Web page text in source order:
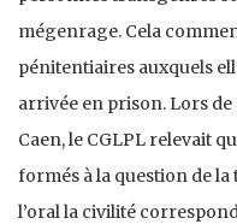
mégenrage. Cela
pénitentiaires auxquels
arrivée en prison. Lors
Caen, le CGLPL relevait
formés à la question de
l’oral la civilité